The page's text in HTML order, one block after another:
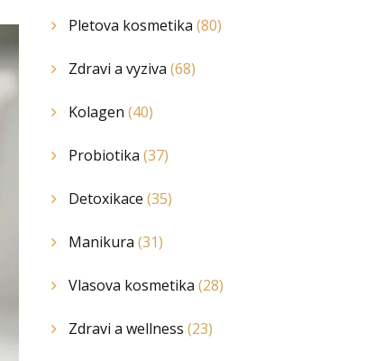
Pletova kosmetika (80)
Zdravi a vyziva (68)
Kolagen (40)
Probiotika (37)
Detoxikace (35)
Manikura (31)
Vlasova kosmetika (28)
Zdravi a wellness (23)